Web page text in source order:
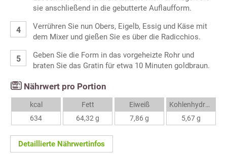
sie anschließend in die gebutterte Auflaufform.
Verrühren Sie nun Obers, Eigelb, Essig und Käse mit
dem Mixer und gießen Sie es über die Radicchios.
Geben Sie die Form in das vorgeheizte Rohr und
braten Sie das Gratin für etwa 10 Minuten goldbraun.
Nährwert pro Portion
kcal
634
Fett
64,32 g
Eiweiß
7,86 g
Kohlenhydrate
5,67 g
Detaillierte Nährwertinfos